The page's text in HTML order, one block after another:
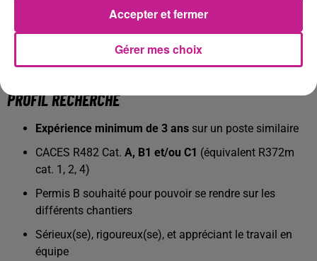
Rémunération :taux horaire entre
14,00 €, selon convention collective et expérience
Avantages :panier repas (11,80 €/jour
PROFIL RECHERCHÉ
Expérience minimum de 3 ans sur un poste similaire
CACES R482 Cat. A, B1 et/ou C1 (équivalent R372m
cat. 1, 2, 4)
Permis B souhaité pour pouvoir se rendre sur les
différents chantiers
Sérieux(se), rigoureux(se), et appréciant le travail en
équipe
Gérer mes choix
Accepter et fermer